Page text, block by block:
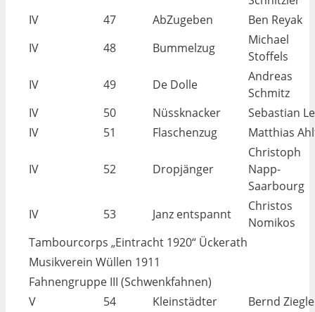
IV
47 AbZugeben
Ben Reyak
IV
48 Bummelzug
Michael
Stoffels
IV
49 De Dolle
Andreas
Schmitz
IV
50 Nüssknacker
Sebastian
IV
51 Flaschenzug Matthias
IV 52 Dropjänger
Christoph
Napp-
Saarbourg
IV
53 Janz entspannt
Christos
Nomikos
Tambourcorps „Eintracht 1920“ Ückerath
Musikverein Wüllen 1911
Fahnengruppe III (Schwenkfahnen)
V
54 Kleinstädter
Bernd